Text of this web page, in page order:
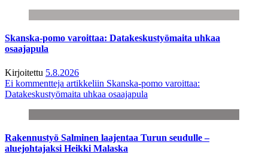
Skanska-pomo varoittaa: Datakeskustyömaita uhkaa
osaajapula
Kirjoitettu 5.8.2026
Ei kommentteja artikkeliin Skanska-pomo varoittaa:
Datakeskustyömaita uhkaa osaajapula
Rakennustyö Salminen laajentaa Turun seudulle –
aluejohtajaksi Heikki Malaska